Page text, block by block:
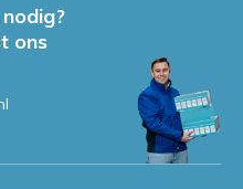
ons